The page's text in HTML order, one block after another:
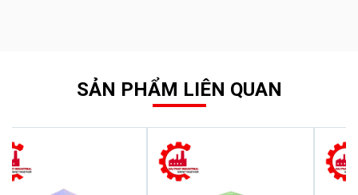
SẢN PHẨM LIÊN QUAN